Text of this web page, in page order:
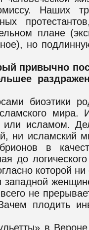
Наших
плане
но
привычно
биоэтики
мира.
или исламом.
ни исламский
в
до
которой
не
плодить
в Вероне